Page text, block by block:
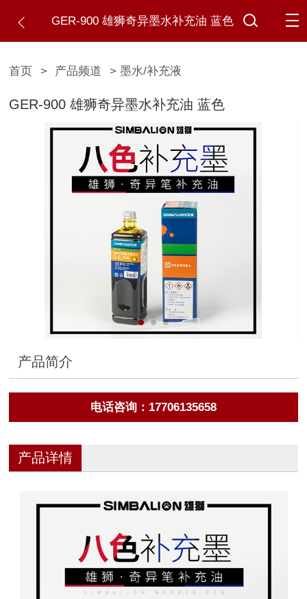
GER-900 雄狮奇异墨水补充油 蓝色
首页 > 产品频道 > 墨水/补充液
GER-900 雄狮奇异墨水补充油 蓝色
产品简介
电话咨询：17706135658
产品详情